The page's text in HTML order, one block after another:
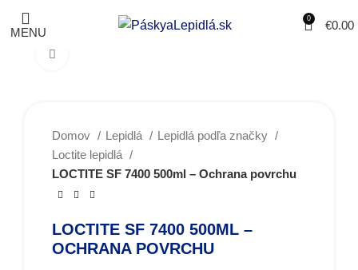
MENU
0 €0.00
Domov Lepidlá
Lepidlá podľa značky
Loctite lepidlá
LOCTITE SF 7400 500ml – Ochrana povrchu
LOCTITE SF 7400 500ML –
OCHRANA POVRCHU